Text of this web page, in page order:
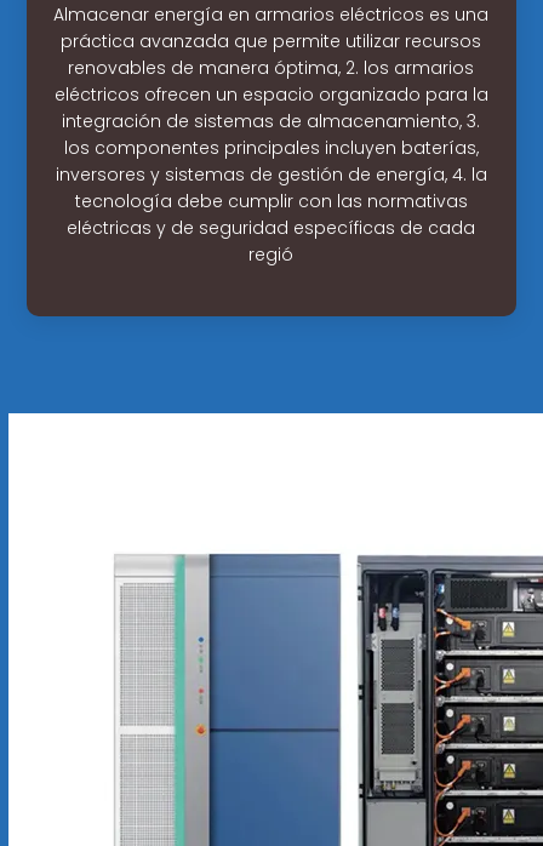
Almacenar energía en armarios eléctricos es una
práctica avanzada que permite utilizar recursos
renovables de manera óptima, 2. los armarios
eléctricos ofrecen un espacio organizado para la
integración de sistemas de almacenamiento, 3.
los componentes principales incluyen baterías,
inversores y sistemas de gestión de energía, 4. la
tecnología debe cumplir con las normativas
eléctricas y de seguridad específicas de cada
regió